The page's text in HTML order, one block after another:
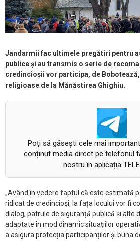
Jandarmii fac ultimele pregătiri pentru
publice și au transmis o serie de
credincioșii vor participa, de
religioase de la Mănăstirea Ghighiu.
Poți să găsești cele mai
conținut media direct pe telefonul
nostru în aplicația
„Având în vedere faptul că este estimată
ridicat de credincioși, la fața locului vor fi
dialog, patrule de siguranță publică și alte
adaptate în mod dinamic situațiilor
a asigura protecția participanților și buna